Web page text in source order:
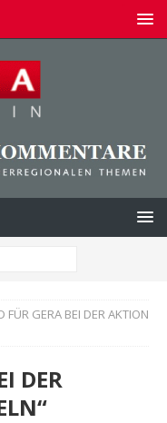
FÜR GERA BEI DER AKTION
DER